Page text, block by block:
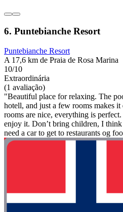
6. Puntebianche Resort
Puntebianche Resort
A 17,6 km de Praia de Rosa Marina
10/10
Extraordinária
(1 avaliação)
"Beautiful place for relaxing. The
hotell, and just a few rooms makes
rooms are nice, everything is
enjoy it. Don’t bring children, I
need a car to get to restaurants og